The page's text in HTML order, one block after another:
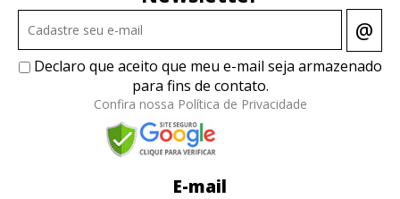
@
Declaro que aceito que meu e-mail seja armazenado
para fins de contato.
Confira nossa Política de Privacidade
E-mail